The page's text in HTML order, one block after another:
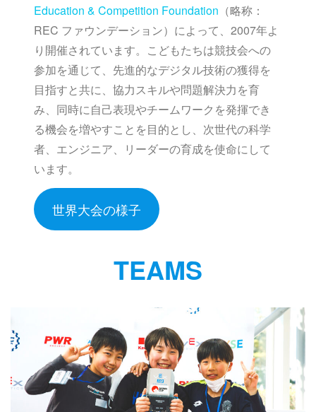
Education & Competition Foundation （略称：
REC ファウンデーション）によって、2007年よ
り開催されています。こどもたちは競技会への
参加を通じて、先進的なデジタル技術の獲得を
目指すと共に、協力スキルや問題解決力を育
み、同時に自己表現やチームワークを発揮でき
る機会を増やすことを目的とし、次世代の科学
者、エンジニア、リーダーの育成を使命にして
います。
世界大会の様子
TEAMS